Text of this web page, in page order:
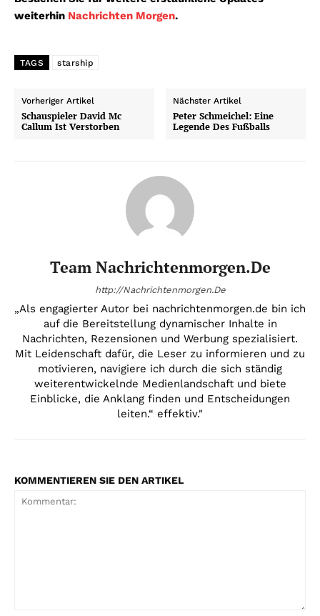
weiterhin Nachrichten Morgen.
TAGS starship
Vorheriger Artikel
Schauspieler David Mc
Callum Ist Verstorben
Nächster Artikel
Peter Schmeichel: Eine
Legende Des Fußballs
Team Nachrichtenmorgen.de
http://Nachrichtenmorgen.De
„Als engagierter Autor bei nachrichtenmorgen.de bin ich
auf die Bereitstellung dynamischer Inhalte in
Nachrichten, Rezensionen und Werbung spezialisiert.
Mit Leidenschaft dafür, die Leser zu informieren und zu
motivieren, navigiere ich durch die sich ständig
weiterentwickelnde Medienlandschaft und biete
Einblicke, die Anklang finden und Entscheidungen
leiten.“ effektiv."
KOMMENTIEREN SIE DEN ARTIKEL